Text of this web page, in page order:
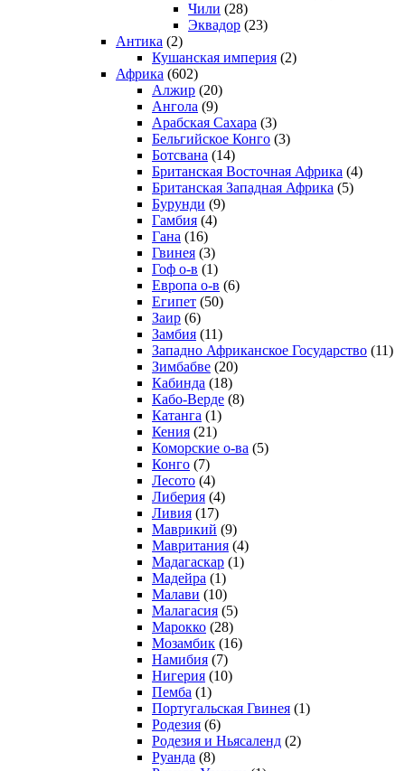
Чили (28)
Эквадор (23)
Антика (2)
Кушанская империя (2)
Африка (602)
Алжир (20)
Ангола (9)
Арабская Сахара (3)
Бельгийское Конго (3)
Ботсвана (14)
Британская Восточная Африка (4)
Британская Западная Африка (5)
Бурунди (9)
Гамбия (4)
Гана (16)
Гвинея (3)
Гоф о-в (1)
Европа о-в (6)
Египет (50)
Заир (6)
Замбия (11)
Западно Африканское Государство (11)
Зимбабве (20)
Кабинда (18)
Кабо-Верде (8)
Катанга (1)
Кения (21)
Коморcкие о-ва (5)
Конго (7)
Лесото (4)
Либерия (4)
Ливия (17)
Маврикий (9)
Мавритания (4)
Мадагаскар (1)
Мадейра (1)
Малави (10)
Малагасия (5)
Марокко (28)
Мозамбик (16)
Намибия (7)
Нигерия (10)
Пемба (1)
Португальская Гвинея (1)
Родезия (6)
Родезия и Ньясаленд (2)
Руанда (8)